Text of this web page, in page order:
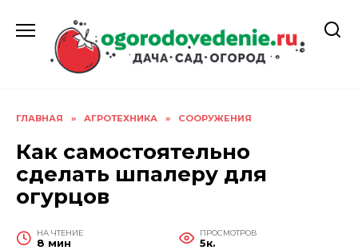
содержанию
ГЛАВНАЯ » АГРОТЕХНИКА » СООРУЖЕНИЯ
Как самостоятельно
сделать шпалеру для
огурцов
НА ЧТЕНИЕ
8 мин
ПРОСМОТРОВ
5к.